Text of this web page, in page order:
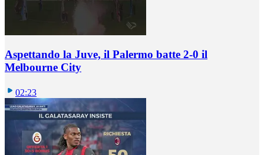
Aspettando la Juve, il Palermo batte 2-0 il
Melbourne City
02:23